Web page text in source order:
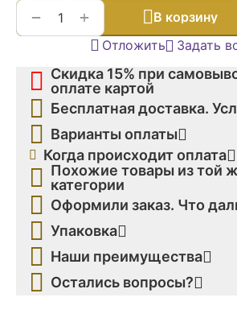
+
−
В корзину
Отложить
Задать
Скидка 15% при
оплате картой
Бесплатная доставка.
Варианты оплаты
Когда происходит оплата
Похожие товары из той
категории
Оформили заказ. Что
Упаковка
Наши преимущества
Остались вопросы?